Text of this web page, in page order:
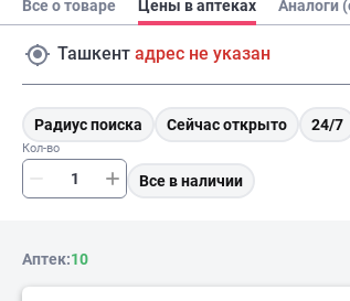
Все о товаре Цены в аптеках Аналоги
Ташкент адрес не указан
Радиус поиска Сейчас открыто 24/7
Кол-во
Все в наличии
Аптек:10